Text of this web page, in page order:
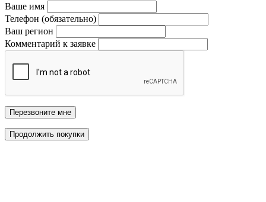
Ваше имя
Телефон (обязательно)
Ваш регион
Комментарий к заявке
Перезвоните мне
Продолжить покупки